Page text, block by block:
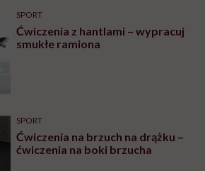
SPORT
Ćwiczenia z hantlami – wypracuj
smukłe ramiona
SPORT
Ćwiczenia na brzuch na drążku –
ćwiczenia na boki brzucha